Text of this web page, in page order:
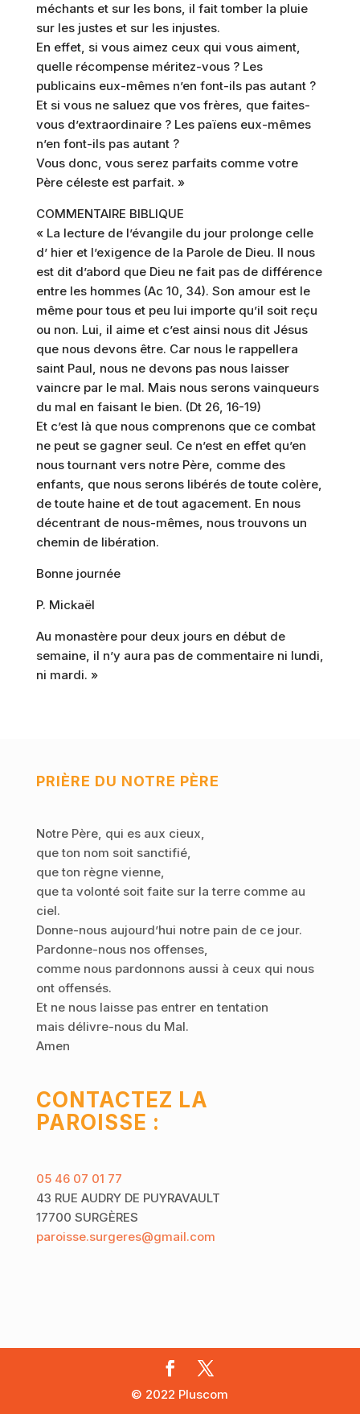
méchants et sur les bons, il fait tomber la pluie
sur les justes et sur les injustes.
En effet, si vous aimez ceux qui vous aiment,
quelle récompense méritez-vous ? Les
publicains eux-mêmes n’en font-ils pas autant ?
Et si vous ne saluez que vos frères, que faites-
vous d’extraordinaire ? Les païens eux-mêmes
n’en font-ils pas autant ?
Vous donc, vous serez parfaits comme votre
Père céleste est parfait. »
COMMENTAIRE BIBLIQUE
« La lecture de l’évangile du jour prolonge celle
d’ hier et l’exigence de la Parole de Dieu. Il nous
est dit d’abord que Dieu ne fait pas de différence
entre les hommes (Ac 10, 34). Son amour est le
même pour tous et peu lui importe qu’il soit reçu
ou non. Lui, il aime et c’est ainsi nous dit Jésus
que nous devons être. Car nous le rappellera
saint Paul, nous ne devons pas nous laisser
vaincre par le mal. Mais nous serons vainqueurs
du mal en faisant le bien. (Dt 26, 16-19)
Et c’est là que nous comprenons que ce combat
ne peut se gagner seul. Ce n’est en effet qu’en
nous tournant vers notre Père, comme des
enfants, que nous serons libérés de toute colère,
de toute haine et de tout agacement. En nous
décentrant de nous-mêmes, nous trouvons un
chemin de libération.
Bonne journée
P. Mickaël
Au monastère pour deux jours en début de
semaine, il n’y aura pas de commentaire ni lundi,
ni mardi. »
PRIÈRE DU NOTRE PÈRE
Notre Père, qui es aux cieux,
que ton nom soit sanctifié,
que ton règne vienne,
que ta volonté soit faite sur la terre comme au
ciel.
Donne-nous aujourd’hui notre pain de ce jour.
Pardonne-nous nos offenses,
comme nous pardonnons aussi à ceux qui nous
ont offensés.
Et ne nous laisse pas entrer en tentation
mais délivre-nous du Mal.
Amen
CONTACTEZ LA
PAROISSE :
05 46 07 01 77
43 RUE AUDRY DE PUYRAVAULT
17700 SURGÈRES
paroisse.surgeres@gmail.com
© 2022 Pluscom